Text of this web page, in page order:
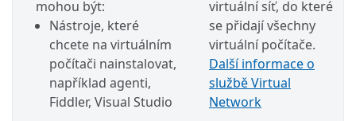
mohou být:
Nástroje, které
chcete na virtuálním
počítači nainstalovat,
například agenti,
Fiddler, Visual Studio
virtuální síť, do které
se přidají všechny
virtuální počítače.
Další informace o
službě Virtual
Network